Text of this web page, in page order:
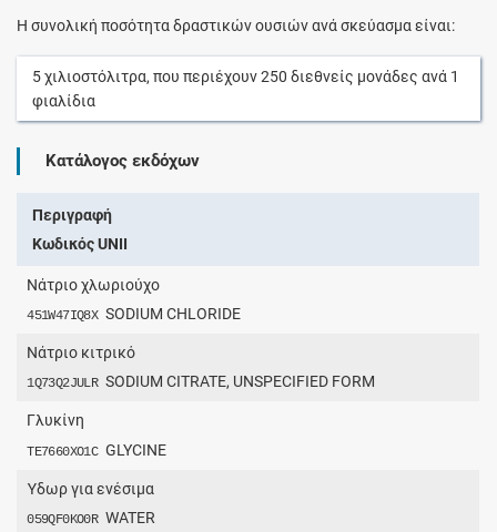
Η συνολική ποσότητα δραστικών ουσιών ανά σκεύασμα είναι:
5χιλιοστόλιτρα, που περιέχουν250 διεθνείς μονάδες ανά 1
φιαλίδια
Κατάλογος εκδόχων
Περιγραφή
Κωδικός UNII
Νάτριο χλωριούχο
451W47IQ8X SODIUM CHLORIDE
Νάτριο κιτρικό
1Q73Q2JULR SODIUM CITRATE, UNSPECIFIED FORM
Γλυκίνη
TE7660XO1C GLYCINE
Ύδωρ για ενέσιμα
059QF0KO0R WATER